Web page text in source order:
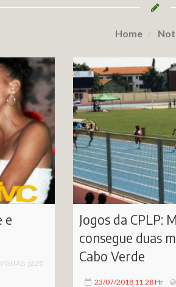
Home
e
VISITAS 3226
Jogos da CPLP:
consegue duas
Cabo Verde
23/07/2018 11:28 Hr